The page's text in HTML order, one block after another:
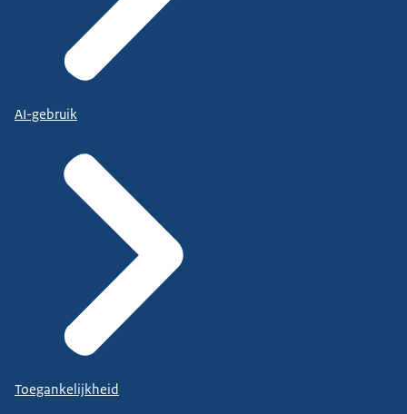
AI-gebruik
Toegankelijkheid